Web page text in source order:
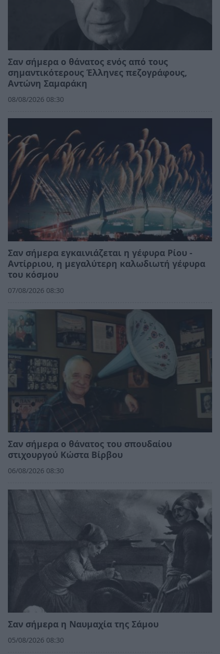
Σαν σήμερα ο θάνατος ενός από τους
σημαντικότερους Έλληνες πεζογράφους,
Αντώνη Σαμαράκη
08/08/2026 08:30
Σαν σήμερα εγκαινιάζεται η γέφυρα Ρίου -
Αντίρριου, η μεγαλύτερη καλωδιωτή γέφυρα
του κόσμου
07/08/2026 08:30
Σαν σήμερα ο θάνατος του σπουδαίου
στιχουργού Κώστα Βίρβου
06/08/2026 08:30
Σαν σήμερα η Ναυμαχία της Σάμου
05/08/2026 08:30